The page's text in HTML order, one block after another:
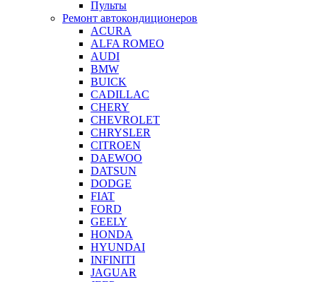
Пульты
Ремонт автокондиционеров
ACURA
ALFA ROMEO
AUDI
BMW
BUICK
CADILLAC
CHERY
CHEVROLET
CHRYSLER
CITROEN
DAEWOO
DATSUN
DODGE
FIAT
FORD
GEELY
HONDA
HYUNDAI
INFINITI
JAGUAR